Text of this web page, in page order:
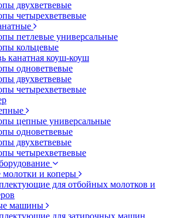
двухветвевые
четырехветвевые
петлевые универсальные
кольцевые
канатная коуш-коуш
одноветвевые
двухветвевые
четырехветвевые
цепные универсальные
одноветвевые
двухветвевые
четырехветвевые
и коперы
для отбойных молотков и
машины
для затирочных машин